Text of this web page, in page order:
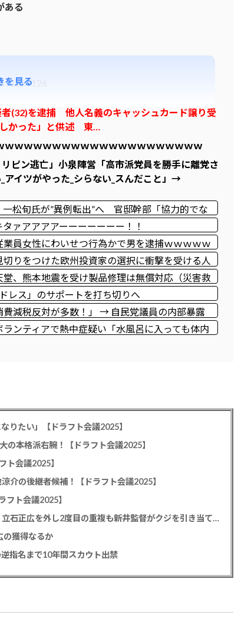
ある
者(32)を逮捕 他人名義のキャッシュカード譲り受
かった」と供述 東…
ｗｗｗｗｗｗｗｗｗｗｗｗｗｗｗｗｗｗｗｗｗ
ピン逃亡」小泉陣営「高市派党員を勝手に離党さ
イツがやった_シらない_スんだこと」→
一松旬氏が”異例転出”へ 官邸幹部「協力的でな
ァアアアアーーーーーーー！！
業員女性にわいせつ行為かで男を逮捕ｗｗｗｗｗ
切りをつけた欧州投資家の選択に衝撃を受ける人
りに選んだのは……
堂、熊本地震を受け製品修理は無償対応（災害救
レス」のサポートを打ち切りへ
費減税反対が多数！」 → 自民党議員の内部暴露
ｗｗｗｗｗ
ランティアで熱中症疑い「水風呂に入っても体内
を見る
りたい」【ドラフト会議2025】
の本格派右腕！【ドラフト会議2025】
ト会議2025】
介の後継者候補！【ドラフト会議2025】
フト会議2025】
カープドラ1平川蓮！187cmのスイッチヒッター！立石正広を外し2度目の重複も新井監督がクジを引き当てる！【ドラフト会議2025】
の獲得なるか
指名まで10年間スカウト出禁